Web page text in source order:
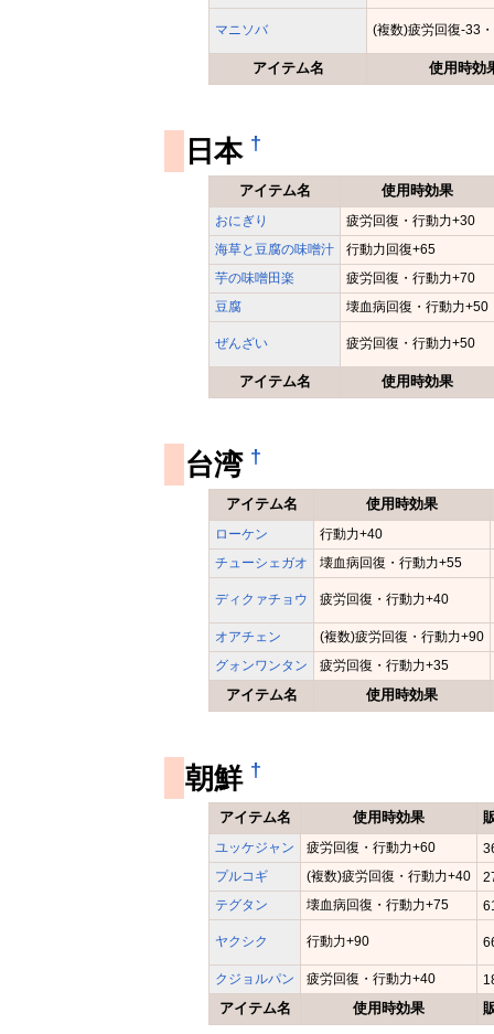
アイテム名 使用時効
マニソバ (複数)疲労回復-33
日本 †
アイテム名 使用時効果
アイテム名 使用時効果
おにぎり
疲労回復・行動力+30
海草と豆腐の味噌汁
行動力回復+65
芋の味噌田楽
疲労回復・行動力+70
豆腐
壊血病回復・行動力+50
ぜんざい 疲労回復・行動力+50
台湾 †
アイテム名 使用時効果
アイテム名 使用時効果
ローケン
行動力+40
チューシェガオ
壊血病回復・行動力+55
ディクァチョウ 疲労回復・行動力+40
オアチェン
(複数)疲労回復・行動力+90
グォンワンタン
疲労回復・行動力+35
朝鮮 †
アイテム名 使用時効果
アイテム名 使用時効果
ユッケジャン 疲労回復・行動力+60
プルコギ
(複数)疲労回復・行動力+40
テグタン
壊血病回復・行動力+75
ヤクシク 行動力+90
クジョルパン 疲労回復・行動力+40